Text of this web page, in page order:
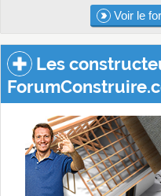
Voir le
Les